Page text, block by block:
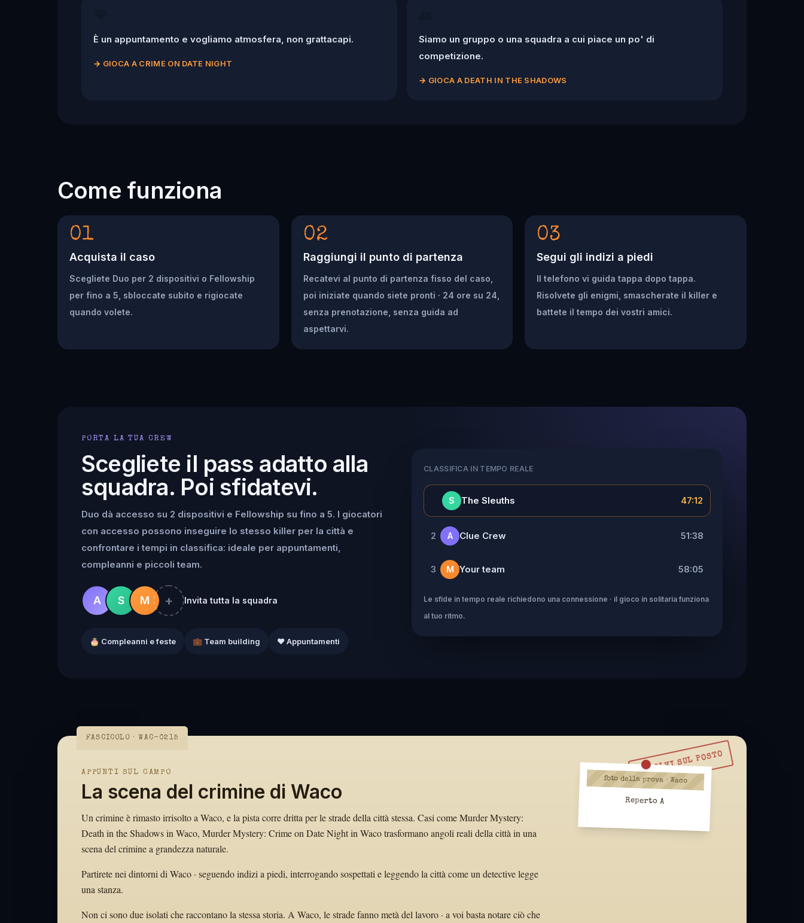
È un appuntamento e vogliamo atmosfera, non grattacapi.
→ GIOCA A CRIME ON DATE NIGHT
Siamo un gruppo o una squadra a cui piace un po' di
competizione.
→ GIOCA A DEATH IN THE SHADOWS
Come funziona
01
Acquista il caso
Scegliete Duo per 2 dispositivi o Fellowship
per fino a 5, sbloccate subito e rigiocate
quando volete.
02
Raggiungi il punto di partenza
Recatevi al punto di partenza fisso del caso,
poi iniziate quando siete pronti · 24 ore su 24,
senza prenotazione, senza guida ad
aspettarvi.
03
Segui gli indizi a piedi
Il telefono vi guida tappa dopo tappa.
Risolvete gli enigmi, smascherate il killer e
battete il tempo dei vostri amici.
PORTA LA TUA CREW
Scegliete il pass adatto alla
squadra. Poi sfidatevi.
Duo dà accesso su 2 dispositivi e Fellowship su fino a 5. I giocatori
con accesso possono inseguire lo stesso killer per la città e
confrontare i tempi in classifica: ideale per appuntamenti,
compleanni e piccoli team.
A S M + Invita tutta la squadra
🎂 Compleanni e feste 💼 Team building ❤️ Appuntamenti
CLASSIFICA IN TEMPO REALE
S The Sleuths 47:12
2 A Clue Crew 51:38
3 M Your team 58:05
Le sfide in tempo reale richiedono una connessione · il gioco in solitaria funziona
al tuo ritmo.
FASCICOLO · WAC-0215
RISOLVI SUL POSTO
APPUNTI SUL CAMPO
La scena del crimine di Waco
Un crimine è rimasto irrisolto a Waco, e la pista corre dritta per le strade della città stessa. Casi come Murder Mystery:
Death in the Shadows in Waco, Murder Mystery: Crime on Date Night in Waco trasformano angoli reali della città in una
scena del crimine a grandezza naturale.
Partirete nei dintorni di Waco · seguendo indizi a piedi, interrogando sospettati e leggendo la città come un detective legge
una stanza.
Non ci sono due isolati che raccontano la stessa storia. A Waco, le strade fanno metà del lavoro · a voi basta notare ciò che
foto della prova · Waco
Reperto A